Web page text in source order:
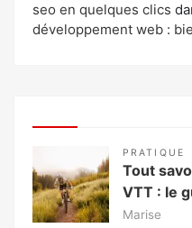
seo en quelques clics
développement web :
PRATIQUE
Tout
VTT : le
Marise